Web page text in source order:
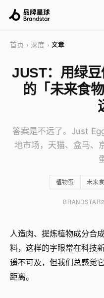
首页 › 深度 › 文章
JUST：用绿
的「未来食
答案是不远了。Just
地市场，天猫、盒马、
植物蛋 未来
BRANDSTAR
人造肉、提炼植物成分合
料，这样的字眼常在科技
遥不可及，但我们总感觉
距离。